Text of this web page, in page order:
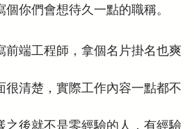
你們會想待久一點的職稱。
前端工程師，拿個名片掛名也爽
很清楚，實際工作內容一點都不
之後就不是零經驗的人，有經驗